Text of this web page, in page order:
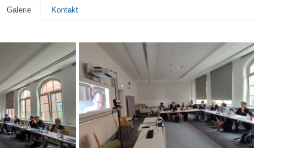
Galerie Kontakt